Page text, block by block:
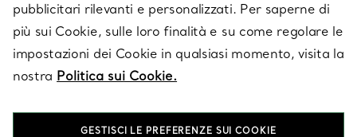
LEGALE
SEGUICI
pubblicitari rilevanti e personalizzati. Per saperne di
più sui Cookie, sulle loro finalità e su come regolare le
impostazioni dei Cookie in qualsiasi momento, visita la
nostra Politica sui Cookie.
GESTISCI LE PREFERENZE SUI COOKIE